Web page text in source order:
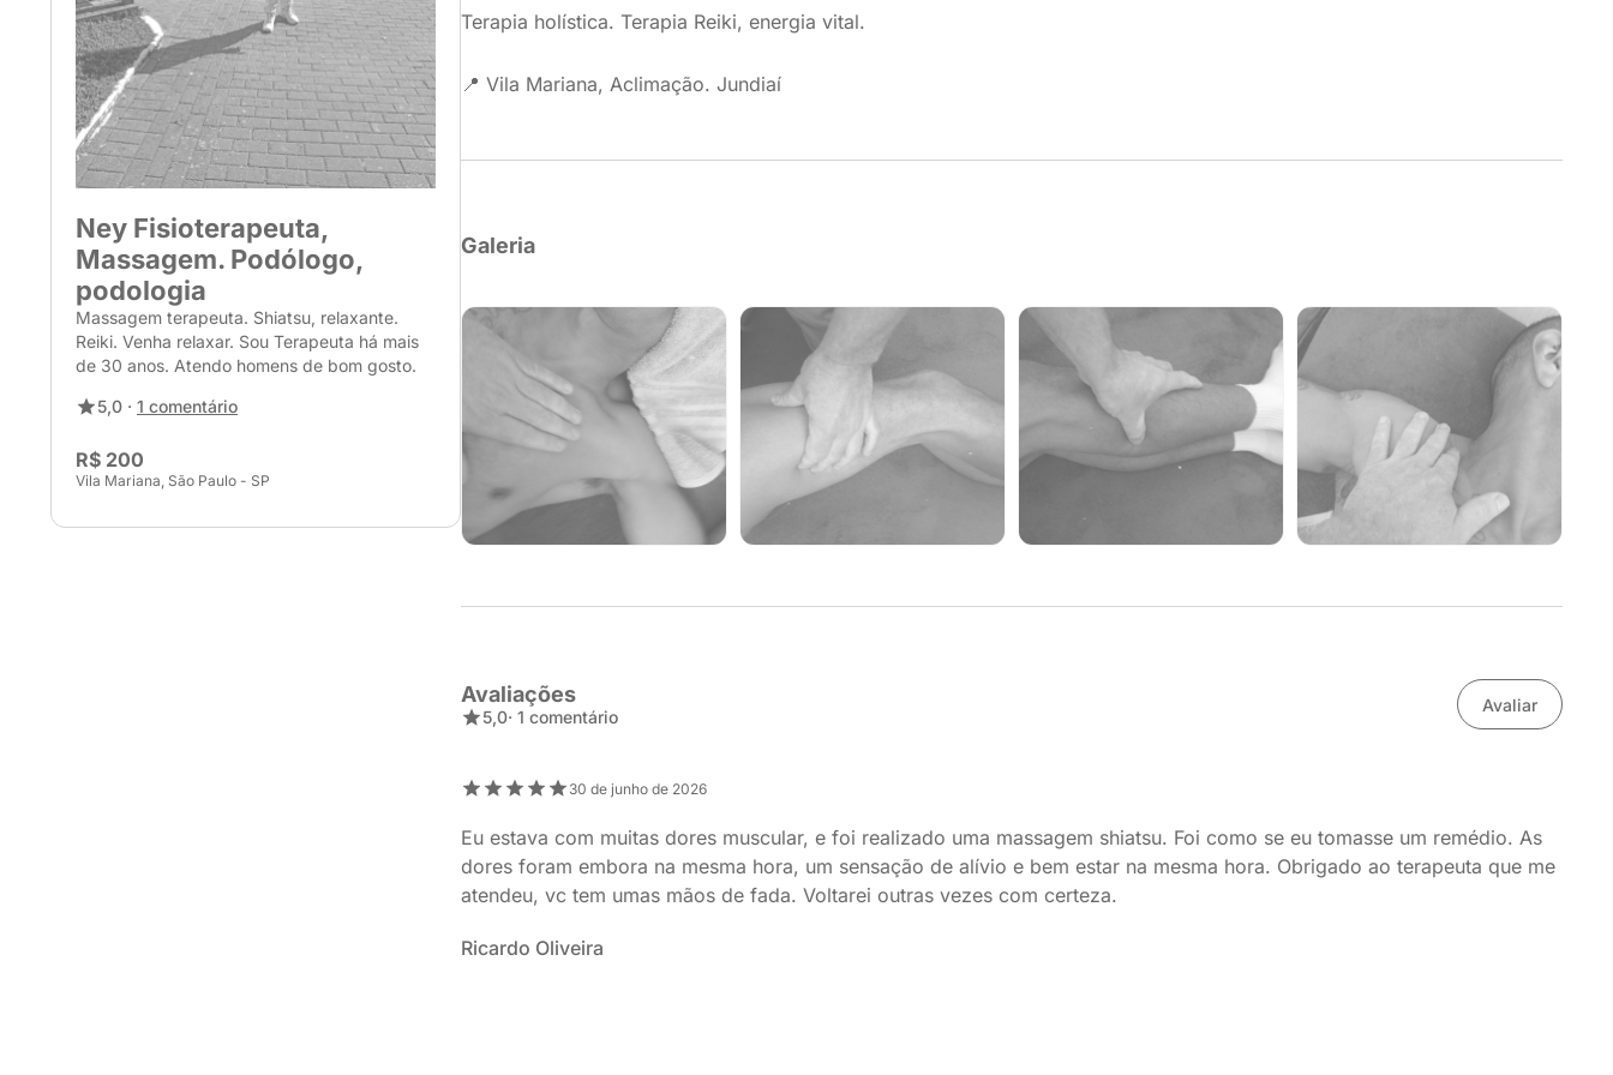
Ney Fisioterapeuta,
Massagem. Podólogo,
podologia
Massagem terapeuta. Shiatsu, relaxante.
Reiki. Venha relaxar. Sou Terapeuta há mais
de 30 anos. Atendo homens de bom gosto.
5,0 · 1 comentário
R$ 200
Vila Mariana, São Paulo - SP
Terapia holística. Terapia Reiki, energia vital.
📍 Vila Mariana, Aclimação. Jundiaí
Galeria
Avaliações
5,0· 1 comentário
Avaliar
30 de junho de 2026
Eu estava com muitas dores muscular, e foi realizado uma massagem shiatsu. Foi como se eu tomasse um remédio. As
dores foram embora na mesma hora, um sensação de alívio e bem estar na mesma hora. Obrigado ao terapeuta que me
atendeu, vc tem umas mãos de fada. Voltarei outras vezes com certeza.
Ricardo Oliveira